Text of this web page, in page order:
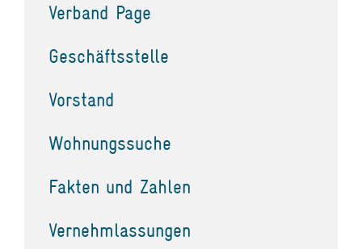
Verband Page
Geschäftsstelle
Vorstand
Wohnungssuche
Fakten und Zahlen
Vernehmlassungen